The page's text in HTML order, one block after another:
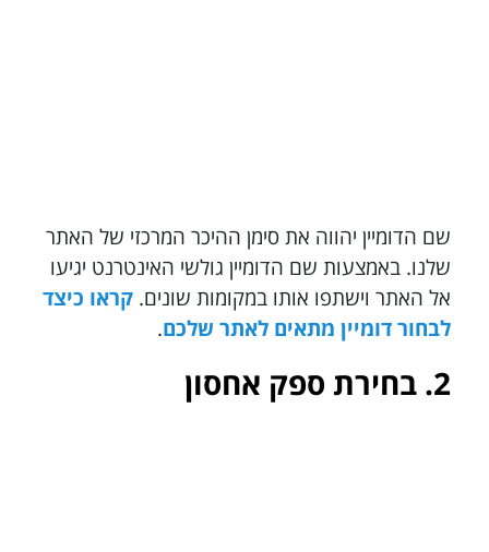
שם הדומיין יהווה את סימן ההיכר המרכזי של האתר
שלנו. באמצעות שם הדומיין גולשי האינטרנט יגיעו
אל האתר וישתפו אותו במקומות שונים. קראו כיצד
לבחור דומיין מתאים לאתר שלכם.
2. בחירת ספק אחסון